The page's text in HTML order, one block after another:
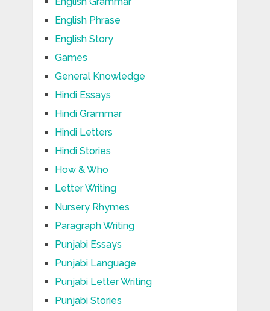
English Phrase
English Story
Games
General Knowledge
Hindi Essays
Hindi Grammar
Hindi Letters
Hindi Stories
How & Who
Letter Writing
Nursery Rhymes
Paragraph Writing
Punjabi Essays
Punjabi Language
Punjabi Letter Writing
Punjabi Stories